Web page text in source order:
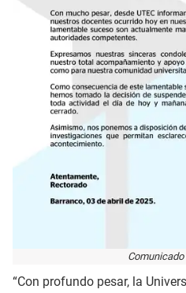
Comunicado
“Con profundo pesar, la